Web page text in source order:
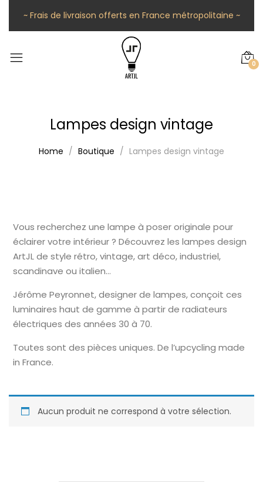
~ Frais de livraison offerts en France métropolitaine ~
0
Lampes design vintage
Home Boutique Lampes design vintage
Vous recherchez une lampe à poser originale pour
éclairer votre intérieur ? Découvrez les lampes design
ArtJL de style rétro, vintage, art déco, industriel,
scandinave ou italien…
Jérôme Peyronnet, designer de lampes, conçoit ces
luminaires haut de gamme à partir de radiateurs
électriques des années 30 à 70.
Toutes sont des pièces uniques. De l’upcycling made
in France.
Aucun produit ne correspond à votre sélection.